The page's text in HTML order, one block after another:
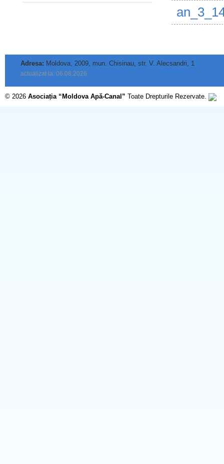
Adresa: Moldova, 2009, mun. Chisinau, str. V. Alecsandri, 1
actualizat la: 06.08.2026
© 2026 Asociația “Moldova Apă-Canal” Toate Drepturile Rezervate.